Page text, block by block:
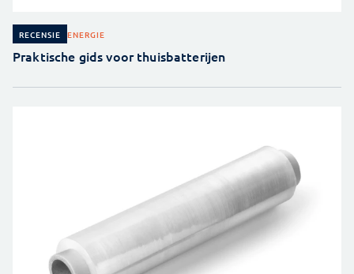
RECENSIE ENERGIE
Praktische gids voor thuisbatterijen